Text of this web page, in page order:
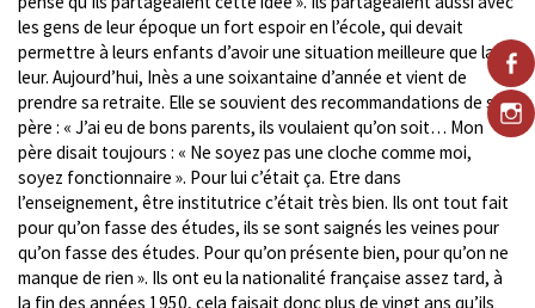
les gens de leur époque un fort espoir en l’école, qui devait
permettre à leurs enfants d’avoir une situation meilleure que la
leur. Aujourd’hui, Inès a une soixantaine d’année et vient de
prendre sa retraite. Elle se souvient des recommandations de son
père : « J’ai eu de bons parents, ils voulaient qu’on soit… Mon
père disait toujours : « Ne soyez pas une cloche comme moi,
soyez fonctionnaire ». Pour lui c’était ça. Etre dans
l’enseignement, être institutrice c’était très bien. Ils ont tout fait
pour qu’on fasse des études, ils se sont saignés les veines pour
qu’on fasse des études. Pour qu’on présente bien, pour qu’on ne
manque de rien ». Ils ont eu la nationalité française assez tard, à
la fin des années 1950, cela faisait donc plus de vingt ans qu’ils